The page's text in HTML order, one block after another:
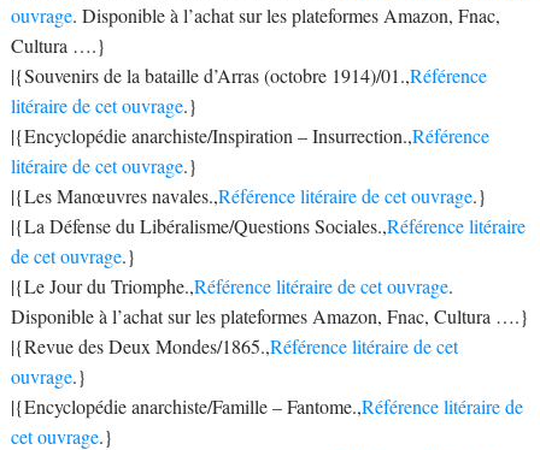
ouvrage. Disponible à l’achat sur les plateformes Amazon, Fnac,
Cultura ….}
|{Souvenirs de la bataille d’Arras (octobre 1914)/01.,Référence
litéraire de cet ouvrage.}
|{Encyclopédie anarchiste/Inspiration – Insurrection.,Référence
litéraire de cet ouvrage.}
|{Les Manœuvres navales.,Référence litéraire de cet ouvrage.}
|{La Défense du Libéralisme/Questions Sociales.,Référence litéraire
de cet ouvrage.}
|{Le Jour du Triomphe.,Référence litéraire de cet ouvrage.
Disponible à l’achat sur les plateformes Amazon, Fnac, Cultura ….}
|{Revue des Deux Mondes/1865.,Référence litéraire de cet
ouvrage.}
|{Encyclopédie anarchiste/Famille – Fantome.,Référence litéraire de
cet ouvrage.}